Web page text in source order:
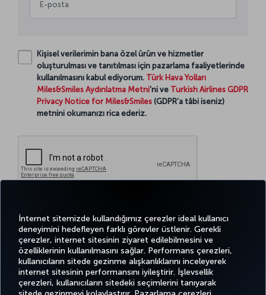
İnternet sitemizde kullandığımız çerezler ideal kullanıcı
deneyimini hedefleyen farklı görevler üstlenir. Gerekli
çerezler, internet sitesinin ziyaret edilebilmesini ve
özelliklerinin kullanılmasını sağlar. Performans çerezleri,
kullanıcıların sitede gezinme alışkanlıklarını inceleyerek
internet sitesinin performansını iyileştirir. İşlevsellik
çerezleri, kullanıcıların sitedeki seçimlerini tanıyarak
Kişisel verilerimin bana özel ürün ve hizmetler
oluşturulması ve tanıtılması için pazarlama faaliyetlerinde
kullanılmasını kabul ediyorum. Türk Hava Yolları
Miles&Smiles Aydınlatma Metni’ni ve Turkish Airlines GDPR
Privacy Notice for Miles&Smiles (GDPR’a tâbi iseniz)
metnini okumanızı rica ederiz.
Devam
TwitterFacebook
Instagram
YoutubeLinkedIn
TiktokBlogPinterest
BİLET FIRSATLAR